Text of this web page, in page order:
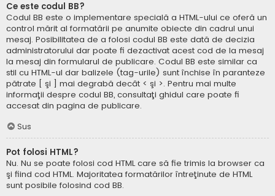
Ce este codul BB?
Codul BB este o implementare specială a HTML-ului ce oferă un
control mărit al formatării pe anumite obiecte din cadrul unui
mesaj. Posibilitatea de a folosi codul BB este dată de decizia
administratorului dar poate fi dezactivat acest cod de la mesaj
la mesaj din formularul de publicare. Codul BB este similar ca
stil cu HTML-ul dar balizele (tag-urile) sunt închise în paranteze
pătrate [ şi ] mai degrabă decât < şi >. Pentru mai multe
informaţii despre codul BB, consultaţi ghidul care poate fi
accesat din pagina de publicare.
Sus
Pot folosi HTML?
Nu. Nu se poate folosi cod HTML care să fie trimis la browser ca
şi fiind cod HTML. Majoritatea formatărilor întreţinute de HTML
sunt posibile folosind cod BB.